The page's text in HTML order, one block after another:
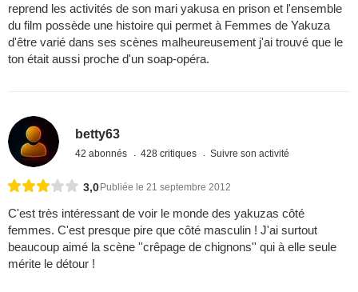
reprend les activités de son mari yakusa en prison et l'ensemble
du film possède une histoire qui permet à Femmes de Yakuza
d'être varié dans ses scènes malheureusement j'ai trouvé que le
ton était aussi proche d'un soap-opéra.
betty63
42 abonnés 428 critiques Suivre son activité
3,0 Publiée le 21 septembre 2012
C'est très intéressant de voir le monde des yakuzas côté
femmes. C'est presque pire que côté masculin ! J'ai surtout
beaucoup aimé la scène ''crêpage de chignons'' qui à elle seule
mérite le détour !